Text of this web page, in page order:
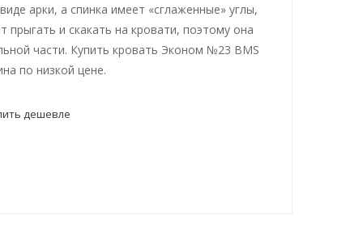
арки, а спинка имеет «сглаженные» углы,
и скакать на кровати, поэтому она
части. Купить кровать Эконом №23 BMS
по низкой цене.
дешевле